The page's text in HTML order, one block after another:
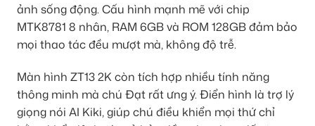
ảnh sống động. Cấu hình mạnh mẽ với chip
MTK8781 8 nhân, RAM 6GB và ROM 128GB đảm bảo
mọi thao tác đều mượt mà, không độ trễ.
Màn hình ZT13 2K còn tích hợp nhiều tính năng
thông minh mà chú Đạt rất ưng ý. Điển hình là trợ lý
giọng nói AI Kiki, giúp chú điều khiển mọi thứ chỉ